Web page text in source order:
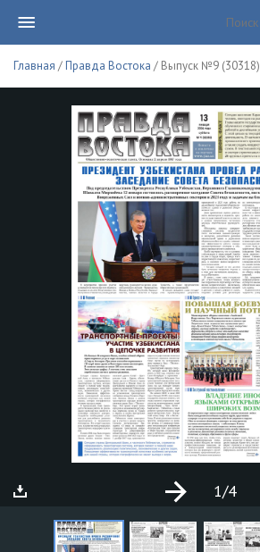
Главная /Правда Востока / Выпуск №9 (30318)
1/4